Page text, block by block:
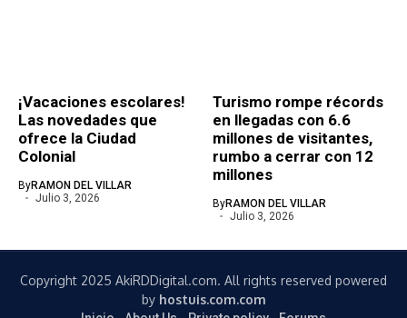
¡Vacaciones escolares!
Las novedades que
ofrece la Ciudad
Colonial
ByRAMON DEL VILLAR
Julio 3, 2026
Turismo rompe récords
en llegadas con 6.6
millones de visitantes,
rumbo a cerrar con 12
millones
ByRAMON DEL VILLAR
Julio 3, 2026
Copyright 2025 AkiRDDigital.com. All rights reserved powered
by hostuis.com.com